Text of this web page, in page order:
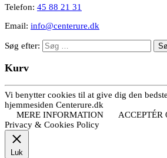
Telefon: 45 88 21 31
Email: info@centerure.dk
Søg efter:
Kurv
Vi benytter cookies til at give dig den
hjemmesiden Centerure.dk
MERE INFORMATION
ACCEPTÉR
Privacy & Cookies Policy
Luk